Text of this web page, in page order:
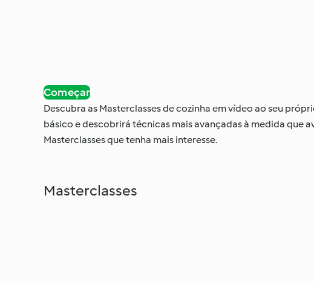
Começar
Descubra as Masterclasses de cozinha em vídeo ao seu
básico e descobrirá técnicas mais avançadas à medida que
Masterclasses que tenha mais interesse.
Masterclasses